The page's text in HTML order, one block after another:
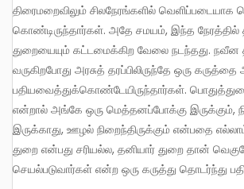
திரைமறைவிலும் சிலநேரங்களில் வெளிப்படையாக
கொண்டிருந்தார்கள். அதே சமயம், இந்த
துறையையும் கட்டமைக்கிற வேலை நடந்தது. நவீன
வருகிறபோது அரசுத் தரப்பிலிருந்தே ஒரு
பதியவைத்துக்கொண்டேயிருந்தார்கள்.
என்றால் அங்கே ஒரு மெத்தனப்போக்கு இருக்கும்,
இருக்காது, ஊழல் நிறைந்திருக்கும் என்பதை
துறை என்பது சரியல்ல, தனியார் துறை தான்
செயல்படுவார்கள் என்ற ஒரு கருத்து தொடர்ந்து